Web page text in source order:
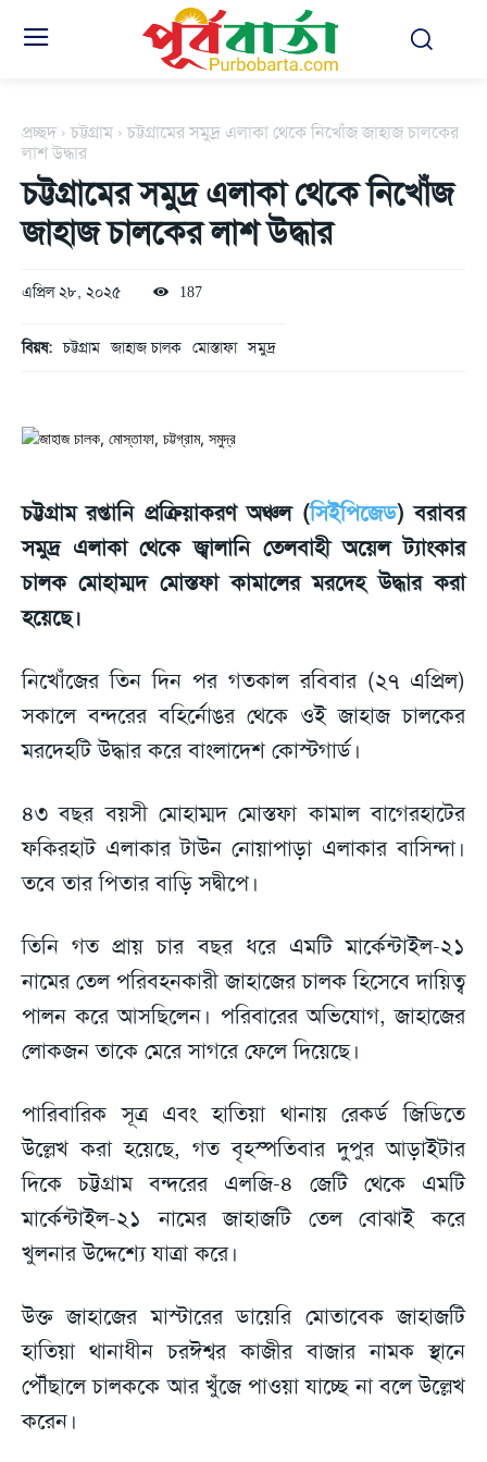
প্রচ্ছদ চট্টগ্রাম
চট্টগ্রামের সমুদ্র এলাকা থেকে নিখোঁজ জাহাজ চালকের
লাশ উদ্ধার
চট্টগ্রামের সমুদ্র এলাকা থেকে নিখোঁজ
জাহাজ চালকের লাশ উদ্ধার
এপ্রিল ২৮, ২০২৫ 187
বিয়ষ: চট্টগ্রাম জাহাজ চালক মোস্তাফা সমুদ্র
চট্টগ্রাম রপ্তানি প্রক্রিয়াকরণ অঞ্চল (সিইপিজেড) বরাবর
সমুদ্র এলাকা থেকে জ্বালানি তেলবাহী অয়েল ট্যাংকার
চালক মোহাম্মদ মোস্তফা কামালের মরদেহ উদ্ধার করা
হয়েছে।
নিখোঁজের তিন দিন পর গতকাল রবিবার (২৭ এপ্রিল)
সকালে বন্দরের বহির্নোঙর থেকে ওই জাহাজ চালকের
মরদেহটি উদ্ধার করে বাংলাদেশ কোস্টগার্ড।
৪৩ বছর বয়সী মোহাম্মদ মোস্তফা কামাল বাগেরহাটের
ফকিরহাট এলাকার টাউন নোয়াপাড়া এলাকার বাসিন্দা।
তবে তার পিতার বাড়ি সদ্বীপে।
তিনি গত প্রায় চার বছর ধরে এমটি মার্কেন্টাইল-২১
নামের তেল পরিবহনকারী জাহাজের চালক হিসেবে দায়িত্ব
পালন করে আসছিলেন। পরিবারের অভিযোগ, জাহাজের
লোকজন তাকে মেরে সাগরে ফেলে দিয়েছে।
পারিবারিক সূত্র এবং হাতিয়া থানায় রেকর্ড জিডিতে
উল্লেখ করা হয়েছে, গত বৃহস্পতিবার দুপুর আড়াইটার
দিকে চট্টগ্রাম বন্দরের এলজি-৪ জেটি থেকে এমটি
মার্কেন্টাইল-২১ নামের জাহাজটি তেল বোঝাই করে
খুলনার উদ্দেশ্যে যাত্রা করে।
উক্ত জাহাজের মাস্টারের ডায়েরি মোতাবেক জাহাজটি
হাতিয়া থানাধীন চরঈশ্বর কাজীর বাজার নামক স্থানে
পৌঁছালে চালককে আর খুঁজে পাওয়া যাচ্ছে না বলে উল্লেখ
করেন।